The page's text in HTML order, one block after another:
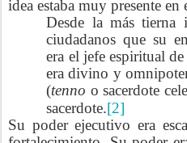
idea estaba muy presente en
Desde la más tierna
ciudadanos que su
era el jefe espiritual
era divino y
(tenno o sacerdote
sacerdote.[2]
Su poder ejecutivo era